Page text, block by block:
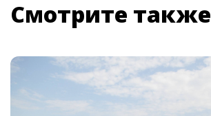
Смотрите также